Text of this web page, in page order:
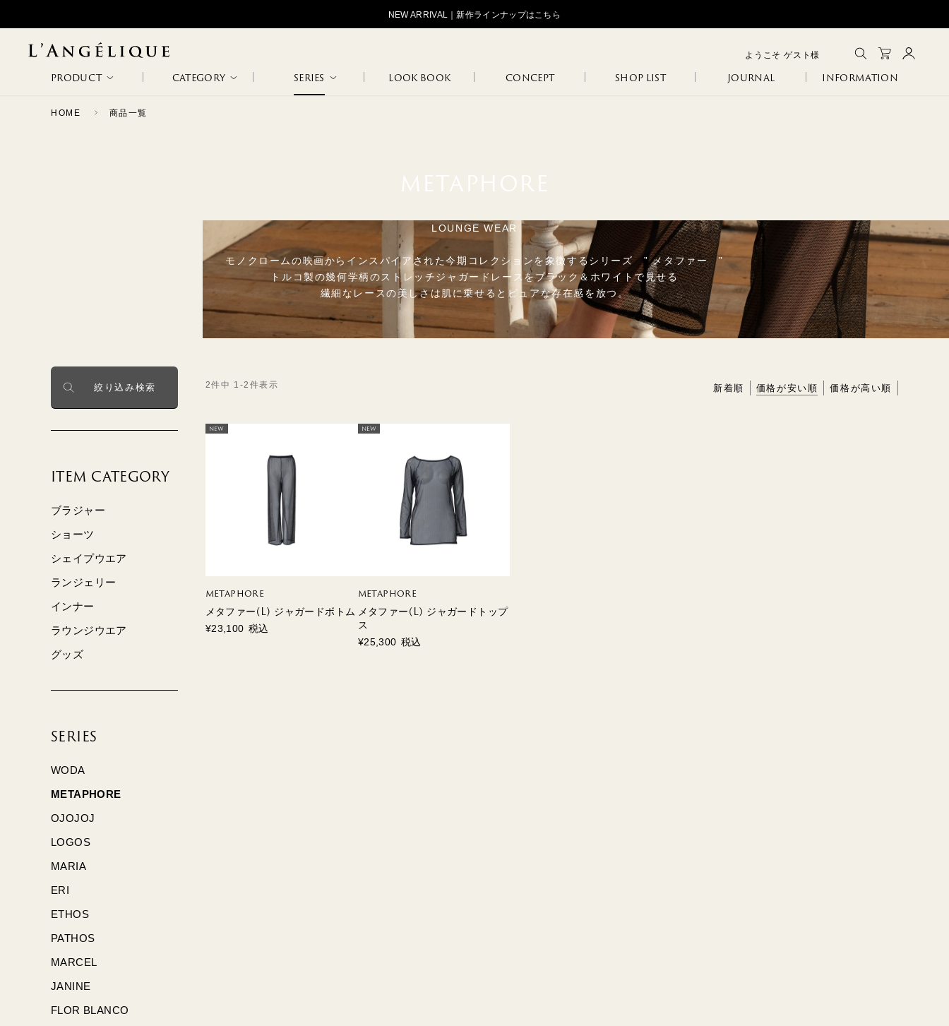
NEW ARRIVAL｜新作ラインナップはこちら
ようこそ ゲスト様
PRODUCT CATEGORY SERIES LOOK BOOK CONCEPT SHOP LIST JOURNAL INFORMATION
SLIP &
CAMISOLE INNER WEAR LOUNGE
WEAR
PATHOS MARCEL JANINE FLOR
BLANCO COLINA
NATURE 102 108 105
BLUE＆
HOME 商品一覧
LOUNGE WEAR
モノクロームの映画からインスパイアされた今期コレクションを象徴するシリーズ ” メタファー ”
トルコ製の幾何学柄のストレッチジャガードレースをブラック＆ホワイトで見せる
繊細なレースの美しさは肌に乗せるとピュアな存在感を放つ。
絞り込み検索
ITEM CATEGORY
ブラジャー
ショーツ
シェイプウエア
ランジェリー
インナー
ラウンジウエア
グッズ
SERIES
WODA
METAPHORE
OJOJOJ
LOGOS
MARIA
ERI
ETHOS
PATHOS
MARCEL
JANINE
FLOR BLANCO
2件中 1 -2 件表示 新着順 価格が安い順 価格が高い順
NEW
METAPHORE
メタファー(L) ジャガードボトム
¥23,100 税込
NEW
METAPHORE
メタファー(L) ジャガードトップ
ス
¥25,300 税込